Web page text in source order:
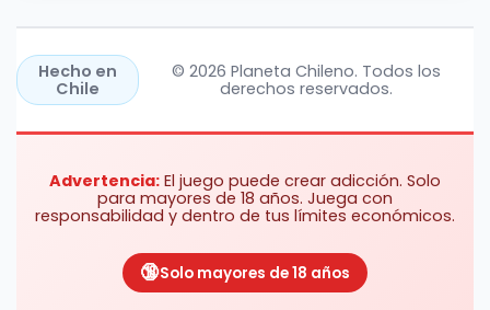
Hecho en
Chile
© 2026 Planeta Chileno. Todos los
derechos reservados.
Advertencia: El juego puede crear adicción. Solo
para mayores de 18 años. Juega con
responsabilidad y dentro de tus límites económicos.
Solo mayores de 18 años